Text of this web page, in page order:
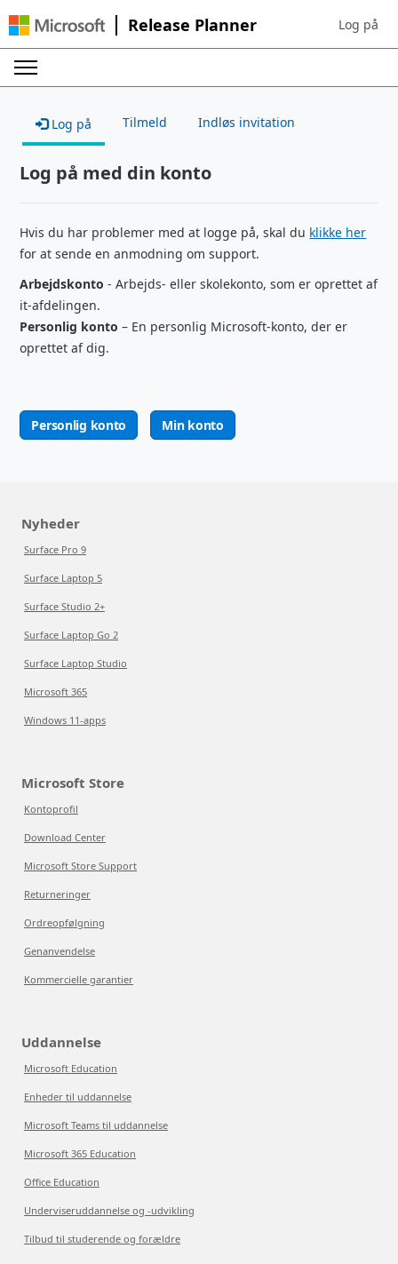
Release Planner Sign in to
Log på
Log på Tilmeld Indløs invitation
Log på med din konto
Hvis du har problemer med at logge på, skal du klikke her
for at sende en anmodning om support.
Arbejdskonto - Arbejds- eller skolekonto, som er oprettet af
it-afdelingen.
Personlig konto – En personlig Microsoft-konto, der er
oprettet af dig.
Personlig konto Min konto
Nyheder
Surface Pro 9
Surface Laptop 5
Surface Studio 2+
Surface Laptop Go 2
Surface Laptop Studio
Microsoft 365
Windows 11-apps
Microsoft Store
Kontoprofil
Download Center
Microsoft Store Support
Returneringer
Ordreopfølgning
Genanvendelse
Kommercielle garantier
Uddannelse
Microsoft Education
Enheder til uddannelse
Microsoft Teams til uddannelse
Microsoft 365 Education
Office Education
Underviseruddannelse og -udvikling
Tilbud til studerende og forældre